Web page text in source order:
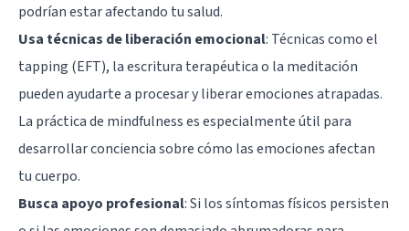
podrían estar afectando tu salud.
Usa técnicas de liberación emocional: Técnicas como el
tapping (EFT), la escritura terapéutica o la meditación
pueden ayudarte a procesar y liberar emociones atrapadas.
La práctica de mindfulness es especialmente útil para
desarrollar conciencia sobre cómo las emociones afectan
tu cuerpo.
Busca apoyo profesional: Si los síntomas físicos persisten